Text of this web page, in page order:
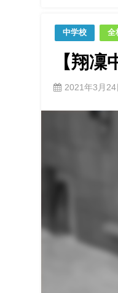
中学校 全
【翔
2021年3月24